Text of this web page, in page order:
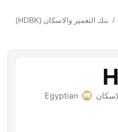
بنك التعمير والاسكان (HDBK)